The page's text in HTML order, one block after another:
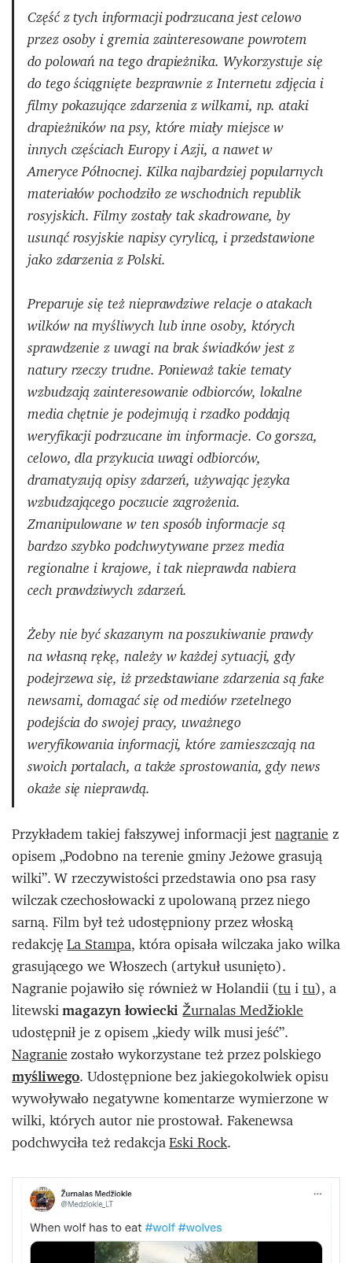
Część z tych informacji podrzucana jest celowo
przez osoby i gremia zainteresowane powrotem
do polowań na tego drapieżnika. Wykorzystuje się
do tego ściągnięte bezprawnie z Internetu zdjęcia i
filmy pokazujące zdarzenia z wilkami, np. ataki
drapieżników na psy, które miały miejsce w
innych częściach Europy i Azji, a nawet w
Ameryce Północnej. Kilka najbardziej popularnych
materiałów pochodziło ze wschodnich republik
rosyjskich. Filmy zostały tak skadrowane, by
usunąć rosyjskie napisy cyrylicą, i przedstawione
jako zdarzenia z Polski.
Preparuje się też nieprawdziwe relacje o atakach
wilków na myśliwych lub inne osoby, których
sprawdzenie z uwagi na brak świadków jest z
natury rzeczy trudne. Ponieważ takie tematy
wzbudzają zainteresowanie odbiorców, lokalne
media chętnie je podejmują i rzadko poddają
weryfikacji podrzucane im informacje. Co gorsza,
celowo, dla przykucia uwagi odbiorców,
dramatyzują opisy zdarzeń, używając języka
wzbudzającego poczucie zagrożenia.
Zmanipulowane w ten sposób informacje są
bardzo szybko podchwytywane przez media
regionalne i krajowe, i tak nieprawda nabiera
cech prawdziwych zdarzeń.
Żeby nie być skazanym na poszukiwanie prawdy
na własną rękę, należy w każdej sytuacji, gdy
podejrzewa się, iż przedstawiane zdarzenia są fake
newsami, domagać się od mediów rzetelnego
podejścia do swojej pracy, uważnego
weryfikowania informacji, które zamieszczają na
swoich portalach, a także sprostowania, gdy news
okaże się nieprawdą.
Przykładem takiej fałszywej informacji jestnagraniez
opisem „Podobno na terenie gminy Jeżowe grasują
wilki”. W rzeczywistości przedstawia ono psa rasy
wilczak czechosłowacki z upolowaną przez niego
sarną. Film był też udostępniony przez włoską
redakcjęLa Stampa, która opisała wilczaka jako wilka
grasującego we Włoszech (artykuł usunięto).
Nagranie pojawiło się również w Holandii (tuitu), a
litewskimagazyn łowieckiŽurnalas Medžiokle
udostępnił je z opisem „kiedy wilk musi jeść”.
Nagraniezostało wykorzystane też przez polskiego
myśliwego. Udostępnione bez jakiegokolwiek opisu
wywoływało negatywne komentarze wymierzone w
wilki, których autor nie prostował. Fakenewsa
podchwyciła też redakcjaEski Rock.